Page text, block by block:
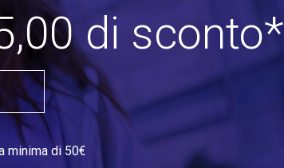
di sconto*
minima di 50€